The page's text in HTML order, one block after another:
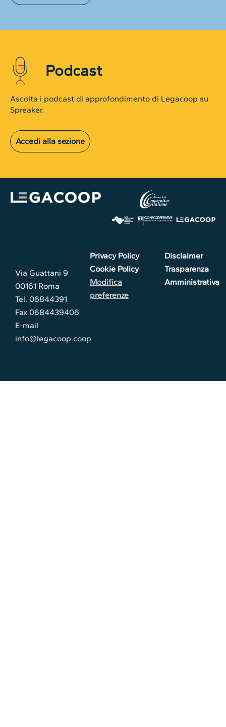
Podcast
Ascolta i podcast di approfondimento di Legacoop su
Spreaker.
Accedi alla sezione
Via Guattani 9
00161 Roma
Tel. 06844391
Fax 0684439406
E-mail
info@legacoop.coop
Privacy Policy
Cookie Policy
Modifica
preferenze
Disclaimer
Trasparenza
Amministrativa